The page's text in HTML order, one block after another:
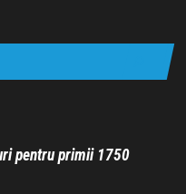
pentru primii 1750